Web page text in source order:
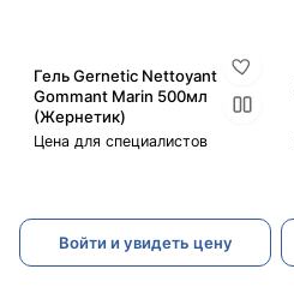
Гель Gernetic Nettoyant
Gommant Marin 500мл
(Жернетик)
Цена для специалистов
Войти и увидеть цену